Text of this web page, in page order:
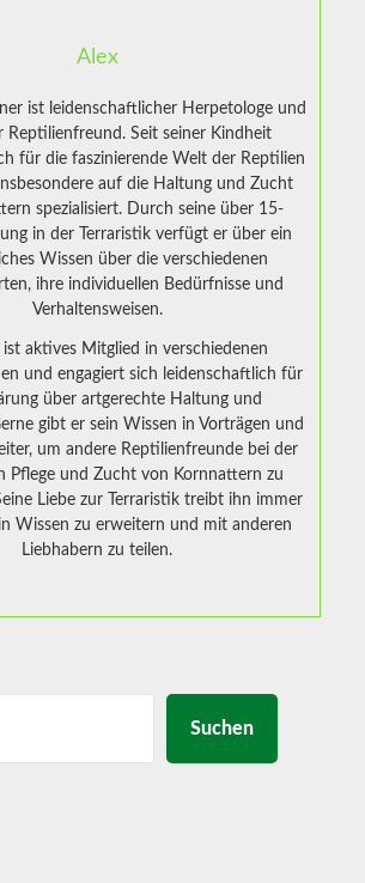
Alex
ist leidenschaftlicher Herpetologe und
Reptilienfreund. Seit seiner Kindheit
für die faszinierende Welt der Reptilien
auf die Haltung und Zucht
spezialisiert. Durch seine über 15-
in der Terraristik verfügt er über ein
Wissen über die verschiedenen
ihre individuellen Bedürfnisse und
Verhaltensweisen.
ist aktives Mitglied in verschiedenen
und engagiert sich leidenschaftlich für
über artgerechte Haltung und
gibt er sein Wissen in Vorträgen und
um andere Reptilienfreunde bei der
Pflege und Zucht von Kornnattern zu
Liebe zur Terraristik treibt ihn immer
Wissen zu erweitern und mit anderen
Liebhabern zu teilen.
Suchen